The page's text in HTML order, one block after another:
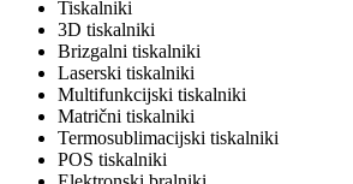
Tiskalniki
3D tiskalniki
Brizgalni tiskalniki
Laserski tiskalniki
Multifunkcijski tiskalniki
Matrični tiskalniki
Termosublimacijski tiskalniki
POS tiskalniki